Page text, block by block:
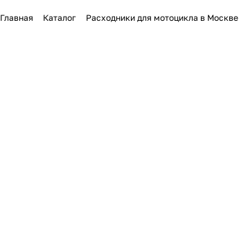
Главная Каталог Расходники для мотоцикла в Москве